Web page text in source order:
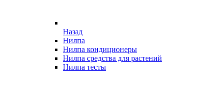
Назад
Нилпа
Нилпа кондиционеры
Нилпа средства для растений
Нилпа тесты